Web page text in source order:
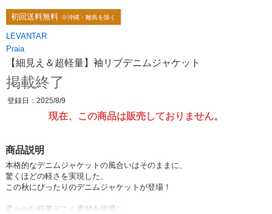
初回送料無料 ※沖縄・離島を除く
LEVANTAR
Praia
【細見え＆超軽量】袖リブデニムジャケット
掲載終了
登録日：2025/8/9
現在、この商品は販売しておりません。
商品説明
本格的なデニムジャケットの風合いはそのままに、
驚くほどの軽さを実現した、
この秋にぴったりのデニムジャケットが登場！
柔らかな軽量デニム素材を使用し、